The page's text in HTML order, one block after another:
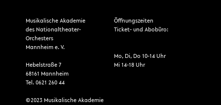
Musikalische Akademie
des Nationaltheater-
Orchesters
Mannheim e. V.
Hebelstraße 7
68161 Mannheim
Tel. 0621 260 44
©2023 Musikalische Akademie
Öffnungszeiten
Ticket- und Abobüro:
Mo, Di, Do 10-14 Uhr
Mi 14-18 Uhr